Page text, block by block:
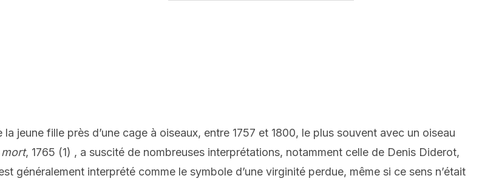
jeune fille près d’une cage à oiseaux, entre 1757 et 1800, le plus souvent avec un oiseau
, 1765 (1) , a suscité de nombreuses interprétations, notamment celle de Denis Diderot,
généralement interprété comme le symbole d’une virginité perdue, même si ce sens n’était